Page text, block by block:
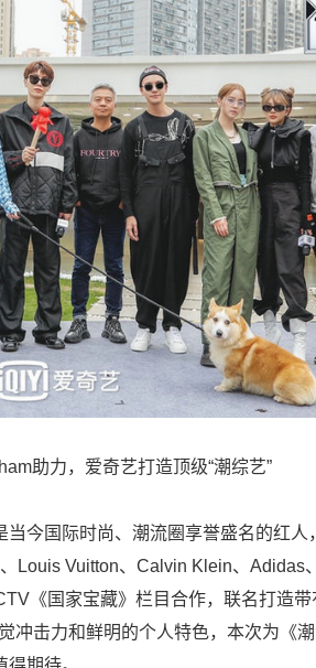
助力，爱奇艺打造顶级“潮综艺”
今国际时尚、潮流圈享誉盛名的红人
Louis Vuitton、Calvin Klein、Adidas
《国家宝藏》栏目合作，联名打造带
冲击力和鲜明的个人特色，本次为《